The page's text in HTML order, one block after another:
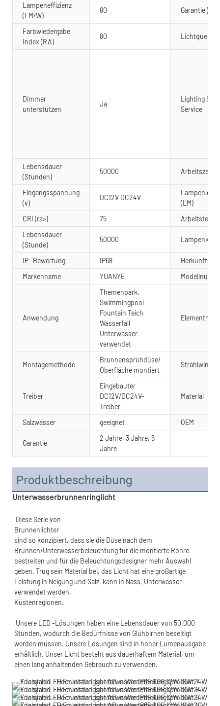
Lampeneffizienz
(LM/W)
80 Garantie
Farbwiedergabe
Index (RA)
80 Lichtquelle
Dimmer
unterstützen
Ja
Lighting
Service
Lebensdauer
(Stunden)
50000 Arbeitszeit
Eingangsspannung
(v)
DC12V DC24V
(LM)
CRI (ra>)
75
Lebensdauer
(Stunde)
50000
IP -Bewertung IP68
Herkunftsort
Markenname
YUANYE
Anwendung
Themenpark,
Swimmingpool
Fountain Teich
Wasserfall
Unterwasser
verwendet
Montagemethode
Brunnensprühdüse/
Oberfläche montiert
Strahlwinkel
Treiber
Eingebauter
DC12V/DC24V-
Treiber
Material
Salzwasser geeignet OEM
Garantie
2 Jahre, 3 Jahre, 5
Jahre
Produktbeschreibung
Unterwasserbrunnenringlicht
sind so konzipiert, dass sie die Düse nach dem
Brunnen/Unterwasserbeleuchtung für die montierte Rohre
bestreiten und für die Beleuchtungsdesigner mehr Auswahl
geben. Trug sein Material bei, das Licht hat eine großartige
Leistung in Neigung und Salz, kann in Nass, Unterwasser
Stunden, wodurch die Bedürfnisse von Glühbirnen beseitigt
werden müssen. Unsere Lösungen sind in hoher Lumenausgabe
erhältlich. Unser Licht besteht aus dauerhaftem Material, um